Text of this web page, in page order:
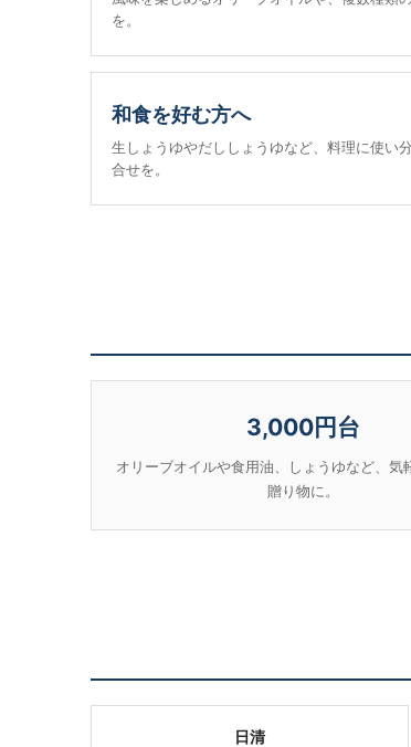
を。
和食を好む方へ
生しょうゆやだししょうゆなど、料理に使い
合せを。
3,000円台
オリーブオイルや食用油、しょうゆなど、気
贈り物に。
日清